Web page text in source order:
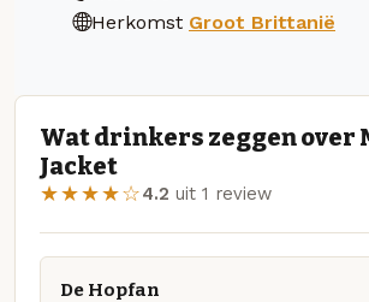
Herkomst Groot Brittanië
Wat drinkers zeggen over
Jacket
★★★★☆4.2 uit 1 review
De Hopfan